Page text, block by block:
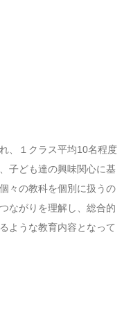
、１クラス平均10名程度
子ども達の興味関心に基
々の教科を個別に扱うの
ながりを理解し、総合的
ような教育内容となって